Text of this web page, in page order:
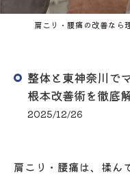
整体と東神奈川で
根本改善術を徹底
2025/12/26
肩こり・腰痛は、揉ん